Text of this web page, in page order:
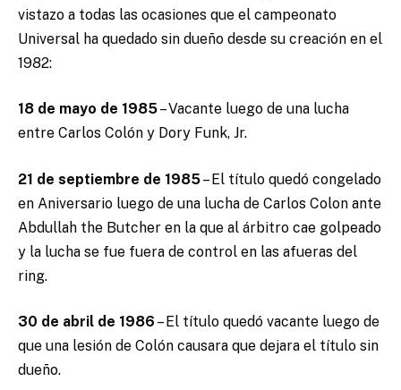
vistazo a todas las ocasiones que el campeonato
Universal ha quedado sin dueño desde su creación en el
1982:
18 de mayo de 1985– Vacante luego de una lucha
entre Carlos Colón y Dory Funk, Jr.
21 de septiembre de 1985– El título quedó congelado
en Aniversario luego de una lucha de Carlos Colon ante
Abdullah the Butcher en la que al árbitro cae golpeado
y la lucha se fue fuera de control en las afueras del
ring.
30 de abril de 1986 – El título quedó vacante luego de
que una lesión de Colón causara que dejara el título sin
dueño.